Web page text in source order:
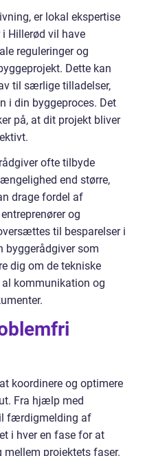
er lokal ekspertise
Hillerød vil have
reguleringer og
Dette kan
til særlige tilladelser,
i din byggeproces. Det
på, at dit projekt bliver
ofte tilbyde
end større,
drage fordel af
og
til besparelser i
byggerådgiver som
dig om de tekniske
kommunikation og
koordinere og optimere
Fra hjælp med
færdigmelding af
i hver en fase for at
projektets faser.